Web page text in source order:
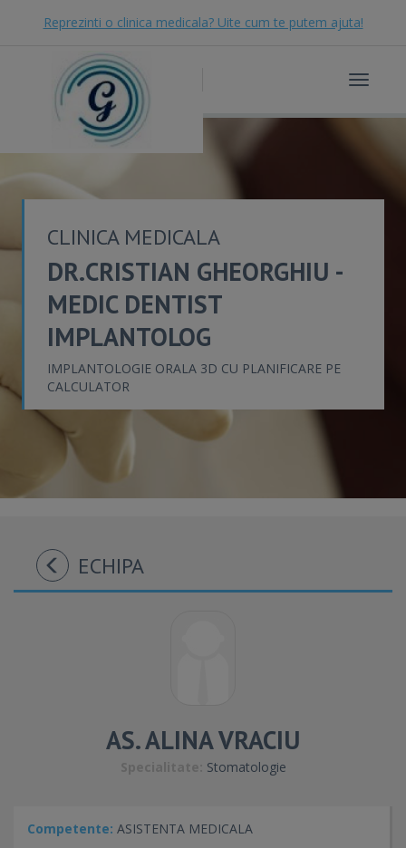
Reprezinti o clinica medicala? Uite cum te putem ajuta!
Toggle
CLINICA MEDICALA
DR.CRISTIAN GHEORGHIU -
MEDIC DENTIST
IMPLANTOLOG
IMPLANTOLOGIE ORALA 3D CU PLANIFICARE PE
CALCULATOR
ECHIPA
AS. ALINA VRACIU
Stomatologie
Competente: ASISTENTA MEDICALA